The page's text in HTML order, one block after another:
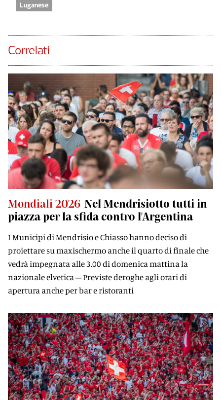
Luganese
Correlati
Mondiali 2026 Nel Mendrisiotto tutti in
piazza per la sfida contro l'Argentina
I Municipi di Mendrisio e Chiasso hanno deciso di
proiettare su maxischermo anche il quarto di finale che
vedrà impegnata alle 3.00 di domenica mattina la
nazionale elvetica – Previste deroghe agli orari di
apertura anche per bar e ristoranti